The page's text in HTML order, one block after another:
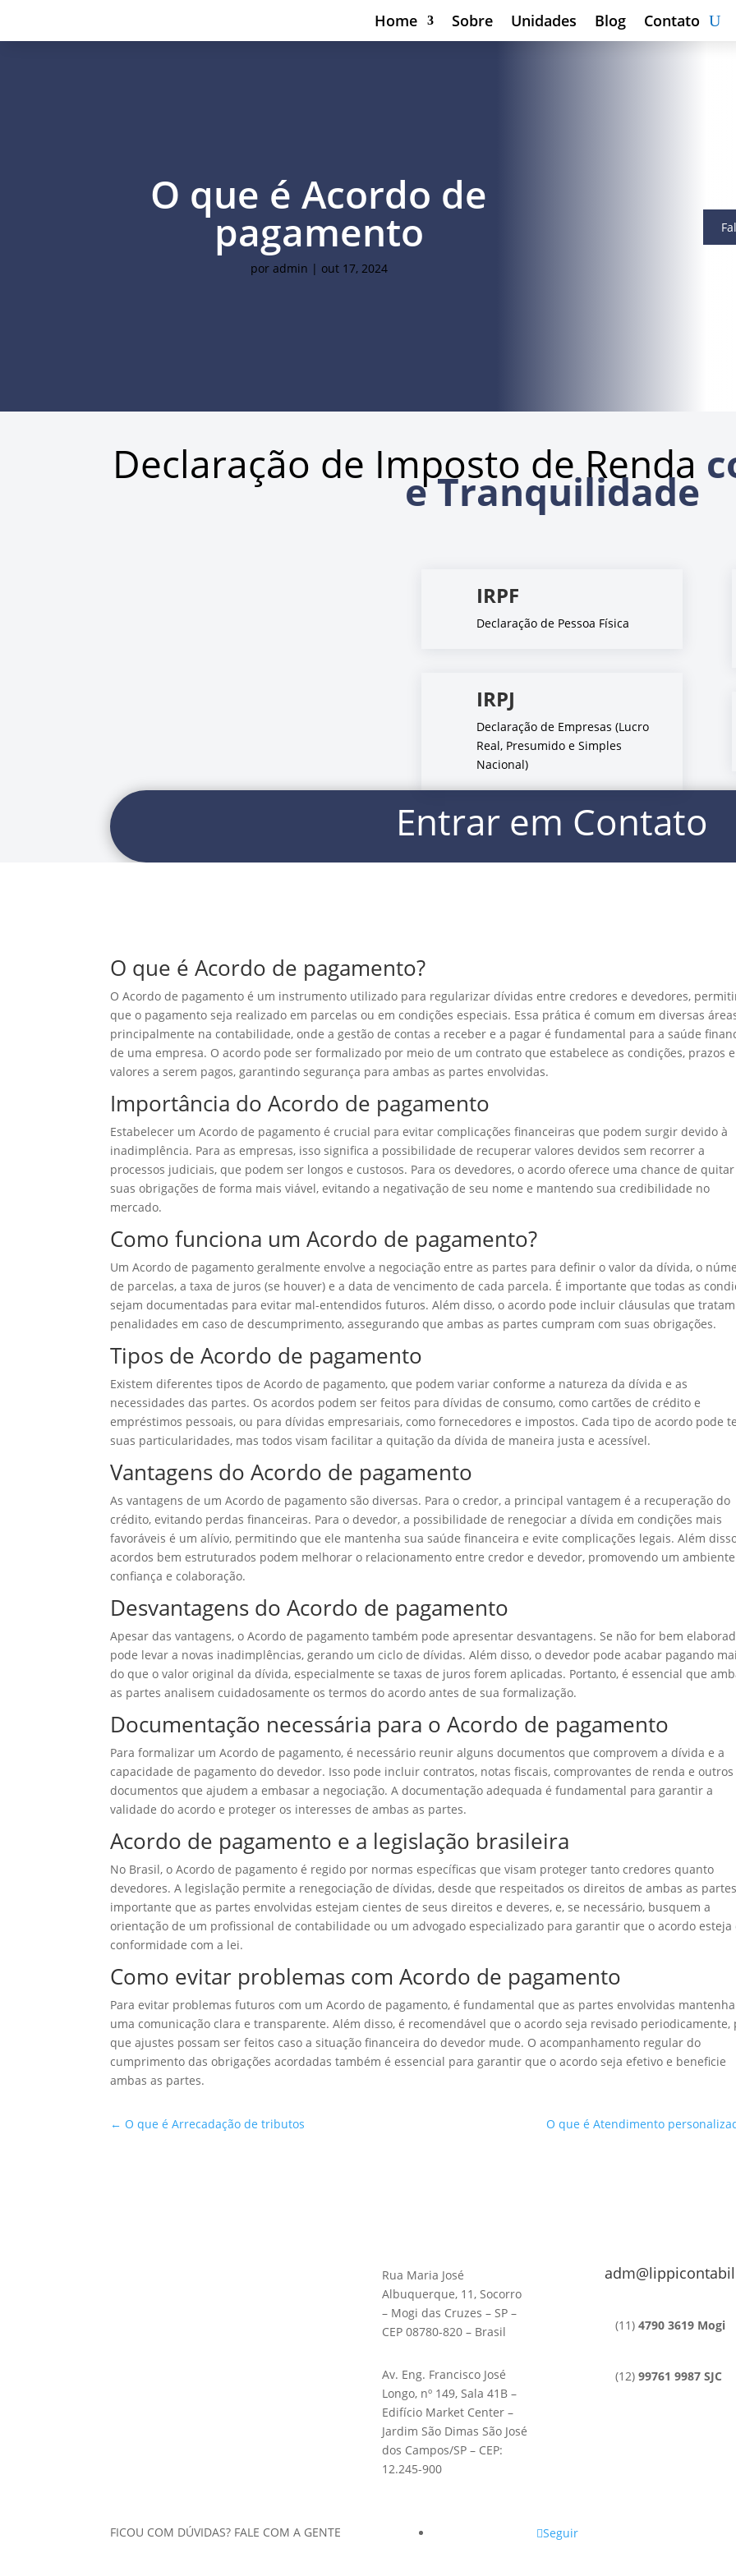
Home Sobre Unidades Blog Contato
O que é Acordo de
pagamento
por admin | out 17, 2024
Declaração de Imposto de Renda
e Tranquilidade
IRPF
Declaração de Pessoa Física
IRPJ
Declaração de Empresas (Lucro
Real, Presumido e Simples
Nacional)
Entrar em Contato
O que é Acordo de pagamento?
O Acordo de pagamento é um instrumento utilizado para regularizar dívidas entre credores e devedores,
que o pagamento seja realizado em parcelas ou em condições especiais. Essa prática é comum em diversas
principalmente na contabilidade, onde a gestão de contas a receber e a pagar é fundamental para a saúde
de uma empresa. O acordo pode ser formalizado por meio de um contrato que estabelece as condições, prazos e
valores a serem pagos, garantindo segurança para ambas as partes envolvidas.
Importância do Acordo de pagamento
Estabelecer um Acordo de pagamento é crucial para evitar complicações financeiras que podem surgir devido à
inadimplência. Para as empresas, isso significa a possibilidade de recuperar valores devidos sem recorrer a
processos judiciais, que podem ser longos e custosos. Para os devedores, o acordo oferece uma chance de quitar
suas obrigações de forma mais viável, evitando a negativação de seu nome e mantendo sua credibilidade no
mercado.
Como funciona um Acordo de pagamento?
Um Acordo de pagamento geralmente envolve a negociação entre as partes para definir o valor da dívida, o
de parcelas, a taxa de juros (se houver) e a data de vencimento de cada parcela. É importante que todas as
sejam documentadas para evitar mal-entendidos futuros. Além disso, o acordo pode incluir cláusulas que
penalidades em caso de descumprimento, assegurando que ambas as partes cumpram com suas obrigações.
Tipos de Acordo de pagamento
Existem diferentes tipos de Acordo de pagamento, que podem variar conforme a natureza da dívida e as
necessidades das partes. Os acordos podem ser feitos para dívidas de consumo, como cartões de crédito e
empréstimos pessoais, ou para dívidas empresariais, como fornecedores e impostos. Cada tipo de acordo pode
suas particularidades, mas todos visam facilitar a quitação da dívida de maneira justa e acessível.
Vantagens do Acordo de pagamento
As vantagens de um Acordo de pagamento são diversas. Para o credor, a principal vantagem é a recuperação do
crédito, evitando perdas financeiras. Para o devedor, a possibilidade de renegociar a dívida em condições mais
favoráveis é um alívio, permitindo que ele mantenha sua saúde financeira e evite complicações legais. Além
acordos bem estruturados podem melhorar o relacionamento entre credor e devedor, promovendo um
confiança e colaboração.
Desvantagens do Acordo de pagamento
Apesar das vantagens, o Acordo de pagamento também pode apresentar desvantagens. Se não for bem
pode levar a novas inadimplências, gerando um ciclo de dívidas. Além disso, o devedor pode acabar pagando
do que o valor original da dívida, especialmente se taxas de juros forem aplicadas. Portanto, é essencial que
as partes analisem cuidadosamente os termos do acordo antes de sua formalização.
Documentação necessária para o Acordo de pagamento
Para formalizar um Acordo de pagamento, é necessário reunir alguns documentos que comprovem a dívida e a
capacidade de pagamento do devedor. Isso pode incluir contratos, notas fiscais, comprovantes de renda e outros
documentos que ajudem a embasar a negociação. A documentação adequada é fundamental para garantir a
validade do acordo e proteger os interesses de ambas as partes.
Acordo de pagamento e a legislação brasileira
No Brasil, o Acordo de pagamento é regido por normas específicas que visam proteger tanto credores quanto
devedores. A legislação permite a renegociação de dívidas, desde que respeitados os direitos de ambas as
importante que as partes envolvidas estejam cientes de seus direitos e deveres, e, se necessário, busquem a
orientação de um profissional de contabilidade ou um advogado especializado para garantir que o acordo esteja
conformidade com a lei.
Como evitar problemas com Acordo de pagamento
Para evitar problemas futuros com um Acordo de pagamento, é fundamental que as partes envolvidas
uma comunicação clara e transparente. Além disso, é recomendável que o acordo seja revisado periodicamente,
que ajustes possam ser feitos caso a situação financeira do devedor mude. O acompanhamento regular do
cumprimento das obrigações acordadas também é essencial para garantir que o acordo seja efetivo e beneficie
ambas as partes.
← O que é Arrecadação de tributos O que é Atendimento
Rua Maria José
Albuquerque, 11, Socorro
– Mogi das Cruzes – SP –
CEP 08780-820 – Brasil
Av. Eng. Francisco José
Longo, nº 149, Sala 41B –
Edifício Market Center –
Jardim São Dimas São José
dos Campos/SP – CEP:
12.245-900
(11) 4790 3619 Mogi
(12) 99761 9987 SJC
FICOU COM DÚVIDAS? FALE COM A GENTE Seguir